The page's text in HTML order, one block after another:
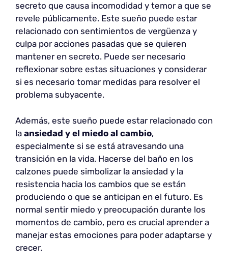
secreto que causa incomodidad y temor a que se
revele públicamente. Este sueño puede estar
relacionado con sentimientos de vergüenza y
culpa por acciones pasadas que se quieren
mantener en secreto. Puede ser necesario
reflexionar sobre estas situaciones y considerar
si es necesario tomar medidas para resolver el
problema subyacente.
Además, este sueño puede estar relacionado con
la ansiedad y el miedo al cambio,
especialmente si se está atravesando una
transición en la vida. Hacerse del baño en los
calzones puede simbolizar la ansiedad y la
resistencia hacia los cambios que se están
produciendo o que se anticipan en el futuro. Es
normal sentir miedo y preocupación durante los
momentos de cambio, pero es crucial aprender a
manejar estas emociones para poder adaptarse y
crecer.